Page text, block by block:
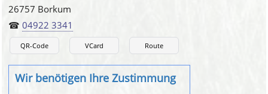
26757 Borkum
☎04922 3341
QR-Code VCard Route
Wir benötigen Ihre Zustimmung